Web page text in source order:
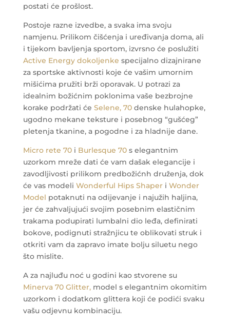
postati će prošlost.
Postoje razne izvedbe, a svaka ima svoju
namjenu. Prilikom čišćenja i uređivanja doma, ali
i tijekom bavljenja sportom, izvrsno će poslužiti
Active Energy dokoljenke specijalno dizajnirane
za sportske aktivnosti koje će vašim umornim
mišićima pružiti brži oporavak. U potrazi za
idealnim božićnim poklonima vaše bezbrojne
korake podržati će Selene, 70denske hulahopke,
ugodno mekane teksture i posebnog “gušćeg”
pletenja tkanine, a pogodne i za hladnije dane.
Micro rete 70i Burlesque 70s elegantnim
uzorkom mreže dati će vam dašak elegancije i
zavodljivosti prilikom predbožićnh druženja, dok
će vas modeli Wonderful Hips Shaperi Wonder
Model potaknuti na odijevanje i najužih haljina,
jer će zahvaljujući svojim posebnim elastičnim
trakama podupirati lumbalni dio leđa, definirati
bokove, podignuti stražnjicu te oblikovati struk i
otkriti vam da zapravo imate bolju siluetu nego
što mislite.
A za najluđu noć u godini kao stvorene su
Minerva 70 Glitter,model s elegantnim okomitim
uzorkom i dodatkom glittera koji će podići svaku
vašu odjevnu kombinaciju.